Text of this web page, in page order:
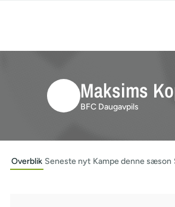
Maksims
BFC Daugavpils
Overblik Seneste nyt Kampe denne sæson